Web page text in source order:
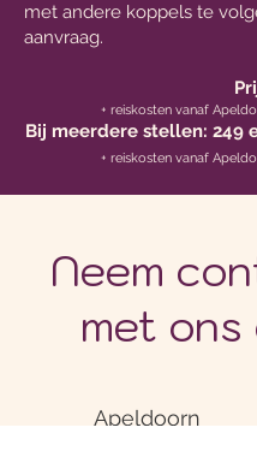
met andere koppels te
aanvraag.
+ reiskosten vanaf
Bij meerdere stellen: 249
+ reiskosten vanaf
Neem
met ons
Apeldoorn